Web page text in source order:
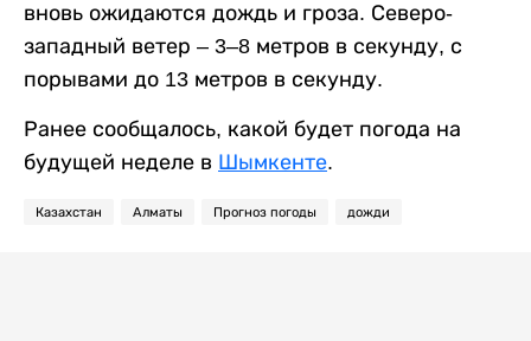
вновь ожидаются дождь и гроза. Северо-
западный ветер – 3–8 метров в секунду, с
порывами до 13 метров в секунду.
Ранее сообщалось, какой будет погода на
будущей неделе в Шымкенте.
Казахстан Алматы Прогноз погоды дожди